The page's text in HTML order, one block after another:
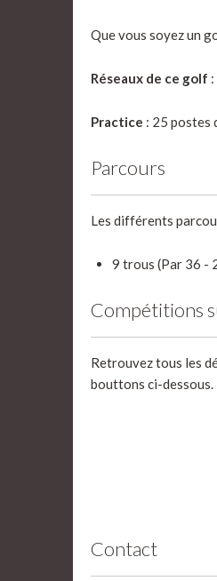
Que vous soyez un
Réseaux de ce golf
Practice : 25 postes
Parcours
Les différents
9 trous (Par 36 -
Compétitions
Retrouvez tous les
bouttons ci-dessous.
Contact